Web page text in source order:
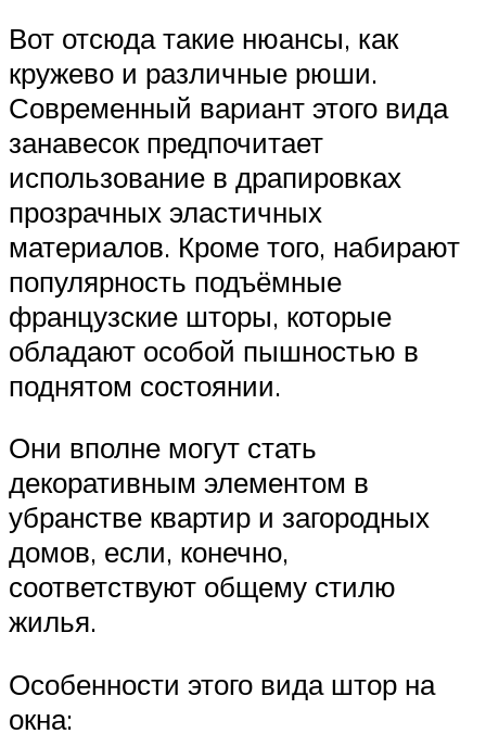
Вот отсюда такие нюансы, как
кружево и различные рюши.
Современный вариант этого вида
занавесок предпочитает
использование в драпировках
прозрачных эластичных
материалов. Кроме того, набирают
популярность подъёмные
французские шторы, которые
обладают особой пышностью в
поднятом состоянии.
Они вполне могут стать
декоративным элементом в
убранстве квартир и загородных
домов, если, конечно,
соответствуют общему стилю
жилья.
Особенности этого вида штор на
окна: